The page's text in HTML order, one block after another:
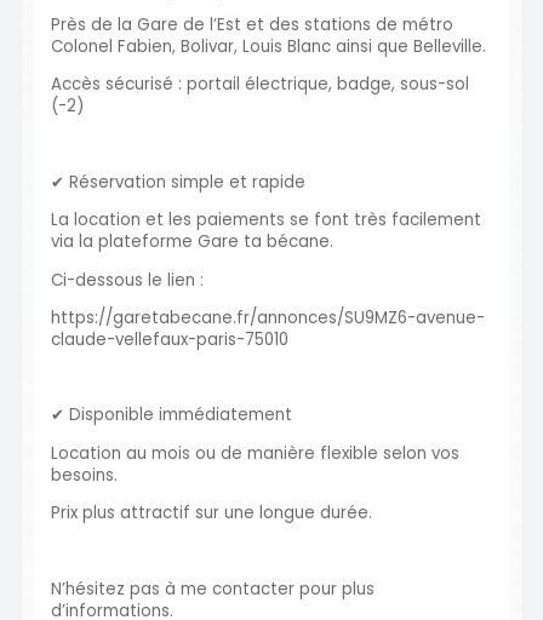
Près de la Gare de l’Est et des stations de métro
Colonel Fabien, Bolivar, Louis Blanc ainsi que Belleville.
Accès sécurisé : portail électrique, badge, sous-sol
(-2)
✔ Réservation simple et rapide
La location et les paiements se font très facilement
via la plateforme Gare ta bécane.
Ci-dessous le lien :
https://garetabecane.fr/annonces/SU9MZ6-avenue-
claude-vellefaux-paris-75010
✔ Disponible immédiatement
Location au mois ou de manière flexible selon vos
besoins.
Prix plus attractif sur une longue durée.
N’hésitez pas à me contacter pour plus
d’informations.